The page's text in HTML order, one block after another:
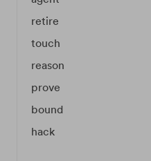
retire
touch
reason
prove
bound
hack